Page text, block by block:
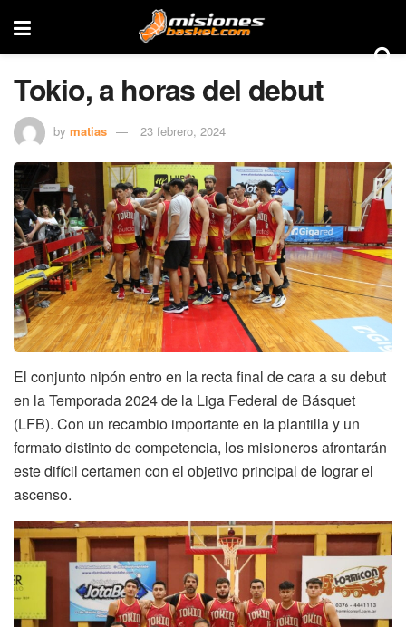
Tokio, a horas del debut
by matias 23 febrero, 2024
El conjunto nipón entro en la recta final de cara a su debut
en la Temporada 2024 de la Liga Federal de Básquet
(LFB). Con un recambio importante en la plantilla y un
formato distinto de competencia, los misioneros afrontarán
este difícil certamen con el objetivo principal de lograr el
ascenso.